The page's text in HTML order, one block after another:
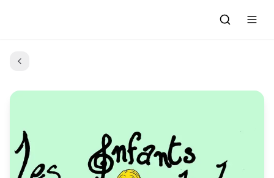
Actualités
Emissions
Grille des Programmes
L'Association